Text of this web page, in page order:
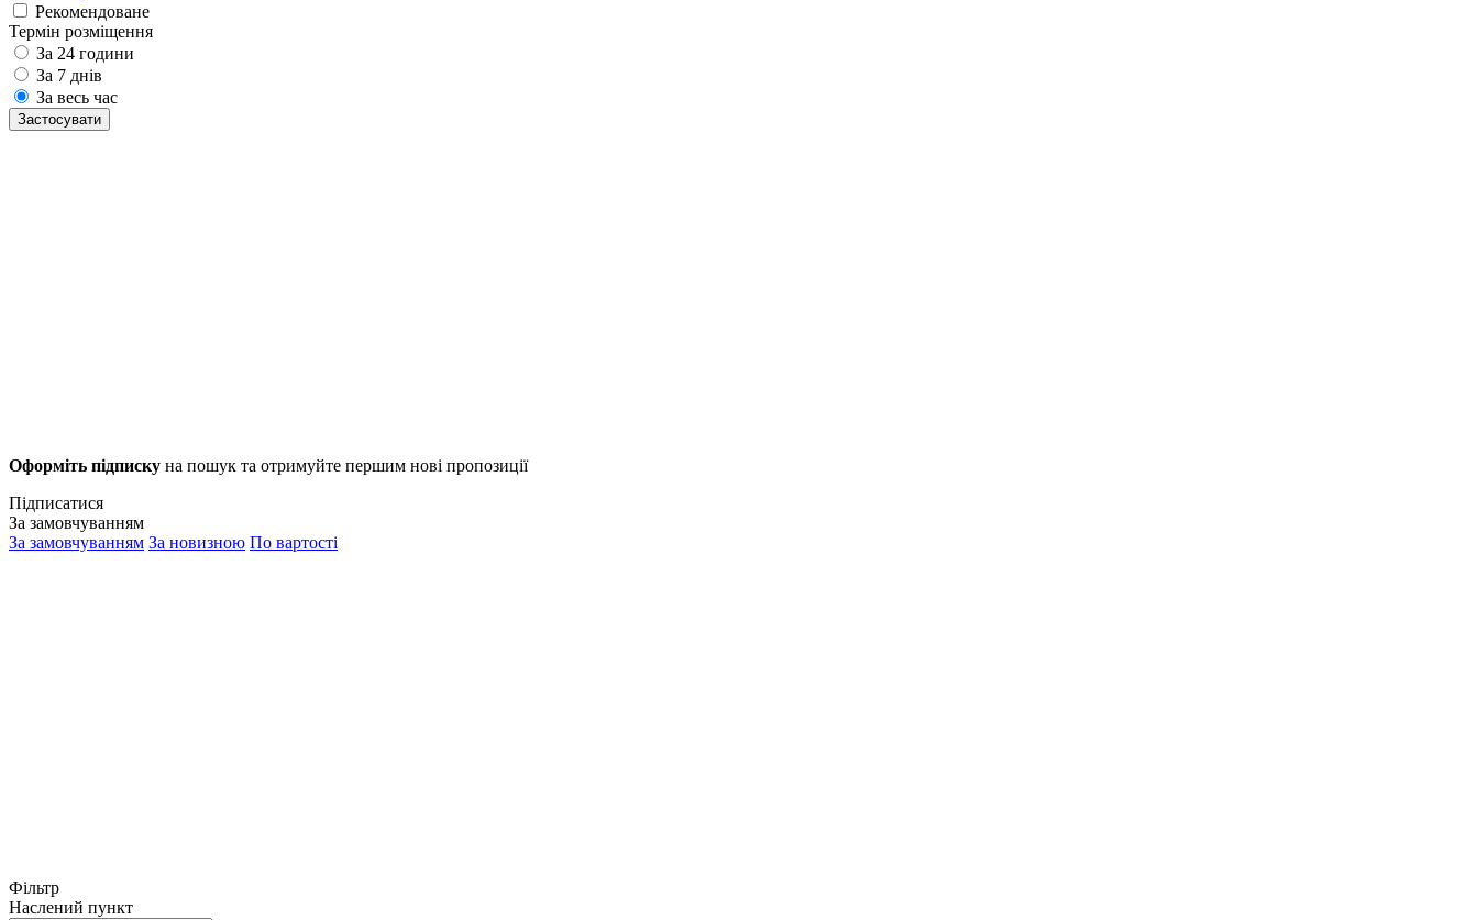
Рекомендоване
Термін розміщення
За 24 години
За 7 днів
За весь час
Застосувати
Оформіть підписку на пошук та отримуйте першим нові пропозиції
Підписатися
За замовчуванням
За замовчуванням За новизною По вартості
Фільтр
Наслений пункт